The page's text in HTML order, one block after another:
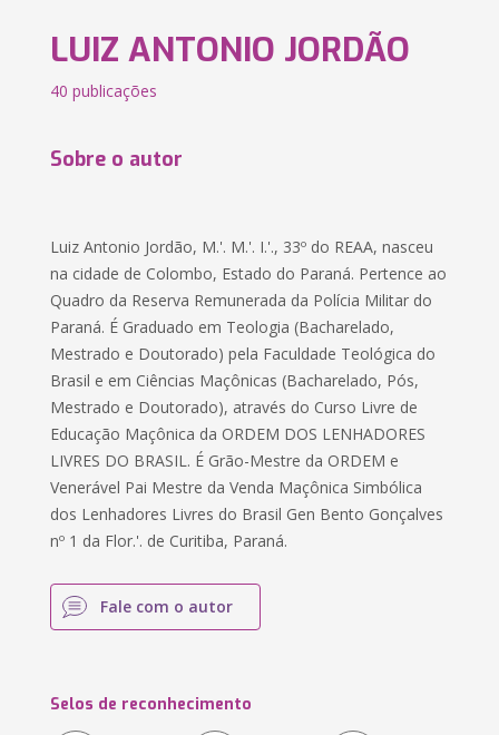
LUIZ ANTONIO JORDÃO
40 publicações
Sobre o autor
Luiz Antonio Jordão, M.'. M.'. I.'., 33º do REAA, nasceu
na cidade de Colombo, Estado do Paraná. Pertence ao
Quadro da Reserva Remunerada da Polícia Militar do
Paraná. É Graduado em Teologia (Bacharelado,
Mestrado e Doutorado) pela Faculdade Teológica do
Brasil e em Ciências Maçônicas (Bacharelado, Pós,
Mestrado e Doutorado), através do Curso Livre de
Educação Maçônica da ORDEM DOS LENHADORES
LIVRES DO BRASIL. É Grão-Mestre da ORDEM e
Venerável Pai Mestre da Venda Maçônica Simbólica
dos Lenhadores Livres do Brasil Gen Bento Gonçalves
nº 1 da Flor.'. de Curitiba, Paraná.
Fale com o autor
Selos de reconhecimento